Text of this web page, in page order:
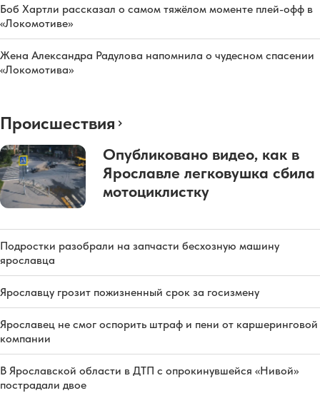
Боб Хартли рассказал о самом тяжёлом моменте плей-офф в
«Локомотиве»
Жена Александра Радулова напомнила о чудесном спасении
«Локомотива»
Происшествия
Опубликовано видео, как в
Ярославле легковушка сбила
мотоциклистку
Подростки разобрали на запчасти бесхозную машину
ярославца
Ярославцу грозит пожизненный срок за госизмену
Ярославец не смог оспорить штраф и пени от каршеринговой
компании
В Ярославской области в ДТП с опрокинувшейся «Нивой»
пострадали двое